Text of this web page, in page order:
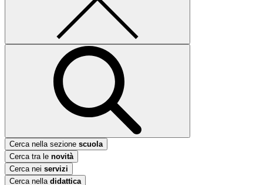
Cerca nella sezione scuola
Cerca tra le novità
Cerca nei servizi
Cerca nella didattica